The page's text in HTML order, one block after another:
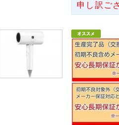
東日本大震災から5年が経過い
方々のご冥福をお祈りすると
りお見舞い申し上げます。
2012年06月27日
◇6月20日以前に会員登録
6月20日に発生しましたファー
り、会員様登録情報、並びに
申し訳ご